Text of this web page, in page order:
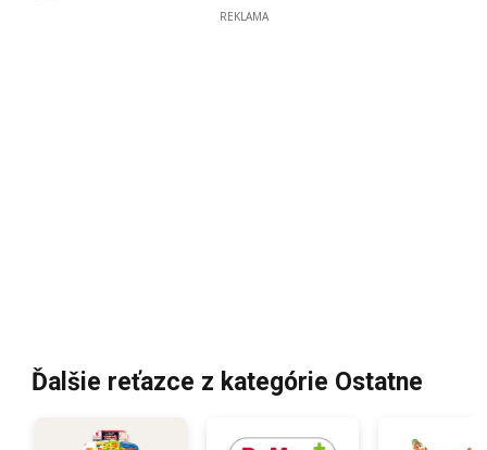
REKLAMA
Ďalšie reťazce z kategórie Ostatne